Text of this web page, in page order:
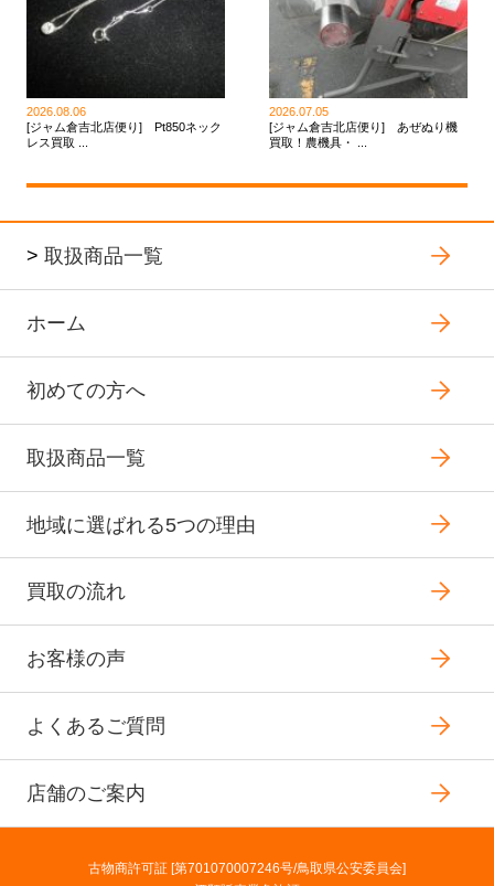
2026.08.06
[ジャム倉吉北店便り] Pt850ネック
レス買取 ...
2026.07.05
[ジャム倉吉北店便り] あぜぬり機
買取！農機具・ ...
> 取扱商品一覧
ホーム
初めての方へ
取扱商品一覧
地域に選ばれる5つの理由
買取の流れ
お客様の声
よくあるご質問
店舗のご案内
古物商許可証 [第701070007246号/鳥取県公安委員会]